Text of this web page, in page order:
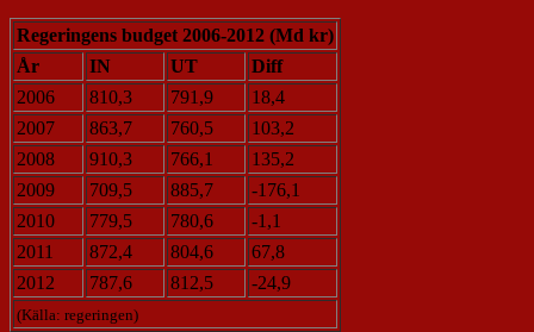
Regeringens budget 2006-2012 (Md kr)
År
IN UT
Diff
2006
810,3 791,9
18,4
2007
863,7 760,5
103,2
2008
910,3 766,1
135,2
2009
709,5 885,7
-176,1
2010
779,5 780,6
-1,1
2011
872,4 804,6
67,8
2012
787,6 812,5 -24,9
(Källa: regeringen)